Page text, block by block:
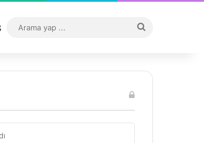
Sitemap
...